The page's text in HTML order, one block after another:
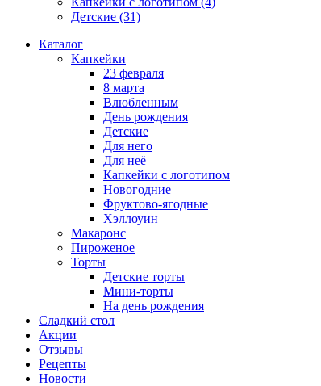
Детские (31)
Каталог
Капкейки
23 февраля
8 марта
Влюбленным
День рождения
Детские
Для него
Для неё
Капкейки с логотипом
Новогодние
Фруктово-ягодные
Хэллоуин
Макаронс
Пироженое
Торты
Детские торты
Мини-торты
На день рождения
Сладкий стол
Акции
Отзывы
Рецепты
Новости